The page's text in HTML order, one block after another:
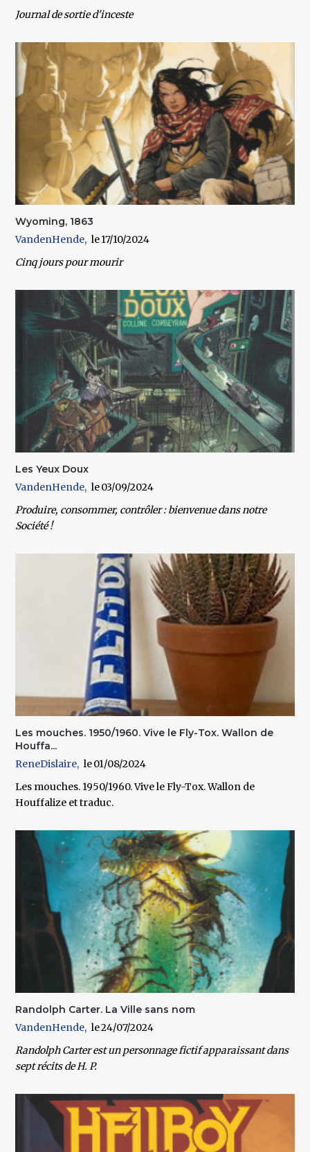
Journal de sortie d'inceste
Wyoming, 1863
VandenHende
17/10/2024
Cinq jours pour mourir
Les Yeux Doux
VandenHende
03/09/2024
Produire, consommer, contrôler : bienvenue dans notre
Société !
Les mouches. 1950/1960. Vive le Fly-Tox. Wallon de
Houffa...
ReneDislaire
01/08/2024
Les mouches. 1950/1960. Vive le Fly-Tox. Wallon de
Houffalize et traduc.
Randolph Carter. La Ville sans nom
VandenHende
24/07/2024
Randolph Carter est un personnage fictif apparaissant dans
sept récits de H. P.